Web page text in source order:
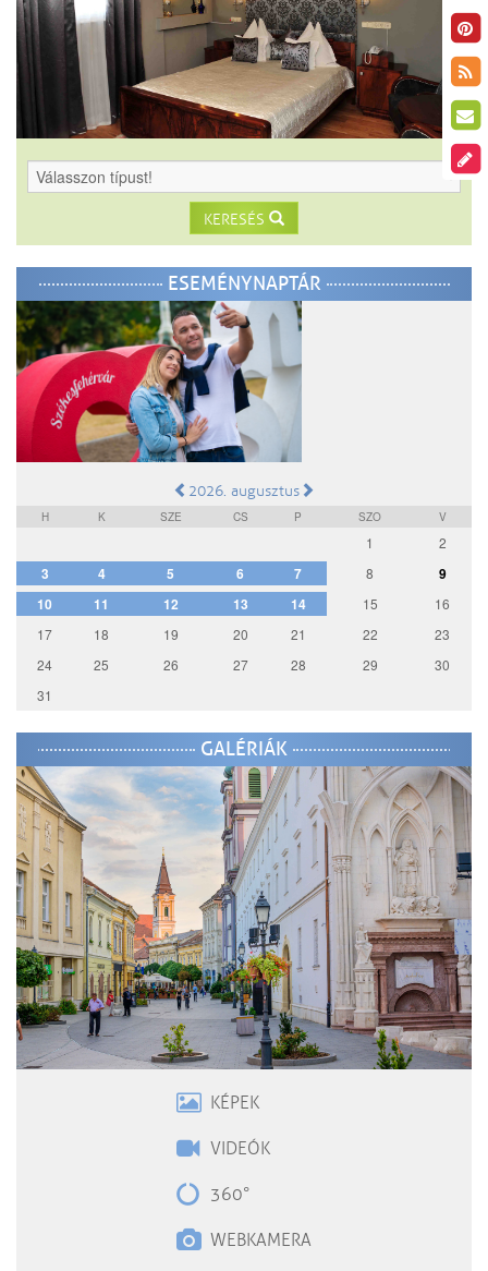
KERESÉS
ESEMÉNYNAPTÁR
2026. augusztus
H K SZE CS P SZO V
1 2
3 4 5 6 7 8
9
10
11 12 13 14 15
16
17
18 19 20 21 22
23
24
25 26 27 28 29
30
31
GALÉRIÁK
KÉPEK
VIDEÓK
360°
WEBKAMERA